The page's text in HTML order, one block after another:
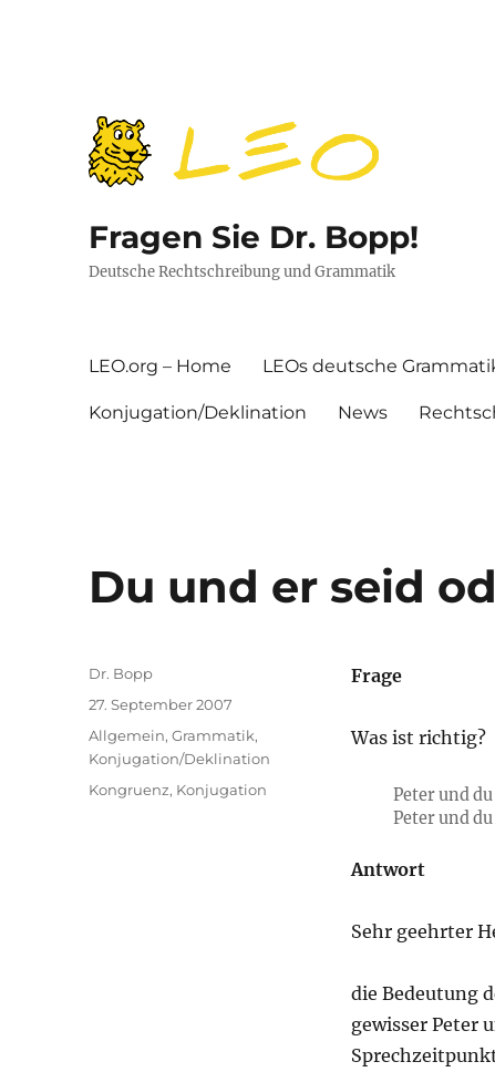
Fragen Sie Dr. Bopp!
Deutsche Rechtschreibung und Grammatik
LEO.org – Home LEOs deutsche
Konjugation/Deklination News
Du und er seid
Frage
Was ist richtig?
Peter und
Peter und
Antwort
Sehr geehrter
die Bedeutung
gewisser Peter
Autor
Dr. Bopp
Veröffentlicht
am
27. September 2007
Kategorien
Allgemein,Grammatik,
Konjugation/Deklination
Schlagwörter
Kongruenz, Konjugation